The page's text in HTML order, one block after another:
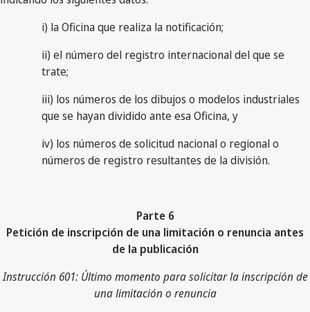
i) la Oficina que realiza la notificación;
ii) el número del registro internacional del que se
trate;
iii) los números de los dibujos o modelos industriales
que se hayan dividido ante esa Oficina, y
iv) los números de solicitud nacional o regional o
números de registro resultantes de la división.
Parte 6
Petición de inscripción de una limitación o renuncia antes
de la publicación
Instrucción 601: Último momento para solicitar la inscripción de
una limitación o renuncia